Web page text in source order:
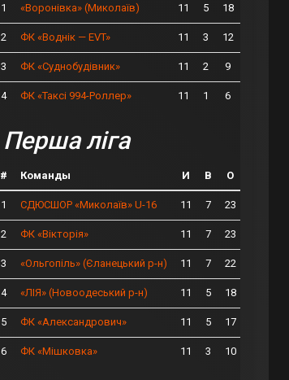
1 «Воронівка» (Миколаїв) 11 5 18
2 ФК «Воднік — EVT» 11 3 12
3 ФК «Суднобудівник» 11 2 9
4 ФК «Таксі 994-Роллер» 11 1 6
Перша ліга
# Команды И В О
1 СДЮСШОР «Миколаїв» U-16 11 7 23
2 ФК «Вікторія» 11 7 23
3 «Ольгопіль» (Єланецький р-н) 11 7 22
4 «ЛІЯ» (Новоодеський р-н) 11 5 18
5 ФК «Александрович» 11 5 17
6 ФК «Мішковка» 11 3 10